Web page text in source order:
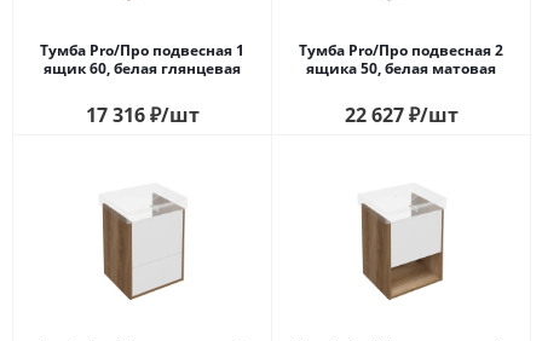
Тумба Pro/Про подвесная 1
ящик 60, белая глянцевая
17 316₽/шт
Тумба Pro/Про подвесная 2
ящика 50, белая матовая
22 627₽/шт